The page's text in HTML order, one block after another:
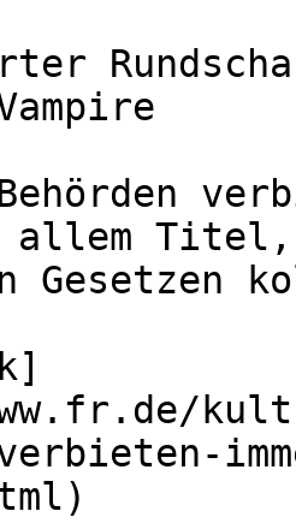
Titel,
Gesetzen